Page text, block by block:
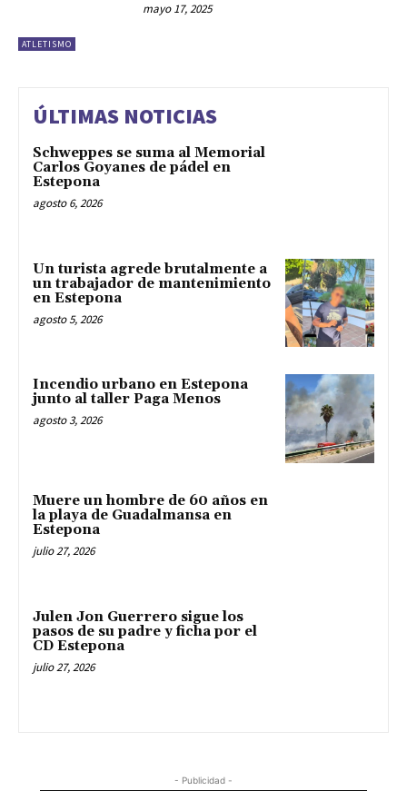
ATLETISMO
mayo 17, 2025
ÚLTIMAS NOTICIAS
Schweppes se suma al Memorial
Carlos Goyanes de pádel en
Estepona
agosto 6, 2026
Un turista agrede brutalmente a
un trabajador de mantenimiento
en Estepona
agosto 5, 2026
Incendio urbano en Estepona
junto al taller Paga Menos
agosto 3, 2026
Muere un hombre de 60 años en
la playa de Guadalmansa en
Estepona
julio 27, 2026
Julen Jon Guerrero sigue los
pasos de su padre y ficha por el
CD Estepona
julio 27, 2026
- Publicidad -